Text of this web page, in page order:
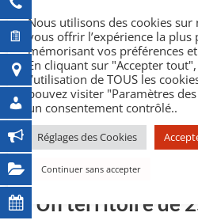
la fusion entre la
Pays d’Apt et celle du Pont
l’intégration des communes
Quatre ligne de force guident
coopération du Pays d’Apt
territoire.
Un territoire de
Nous utilisons des cookies
vous offrir l’expérience la plus
mémorisant vos préférences
En cliquant sur "Accepter
l’utilisation de TOUS les
pouvez visiter "Paramètres
un consentement contrôlé..
Réglages des Cookies
Continuer sans accepter